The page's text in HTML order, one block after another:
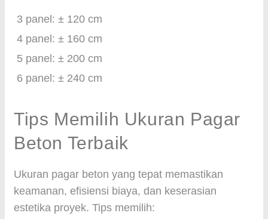
3 panel: ± 120 cm
4 panel: ± 160 cm
5 panel: ± 200 cm
6 panel: ± 240 cm
Tips Memilih Ukuran Pagar
Beton Terbaik
Ukuran pagar beton yang tepat memastikan
keamanan, efisiensi biaya, dan keserasian
estetika proyek. Tips memilih: